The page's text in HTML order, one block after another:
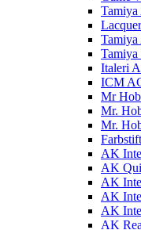
Tamiya
Tamiya
Italeri
ICM
Mr
Mr.
Mr.
AK
AK
AK
AK
AK
AK